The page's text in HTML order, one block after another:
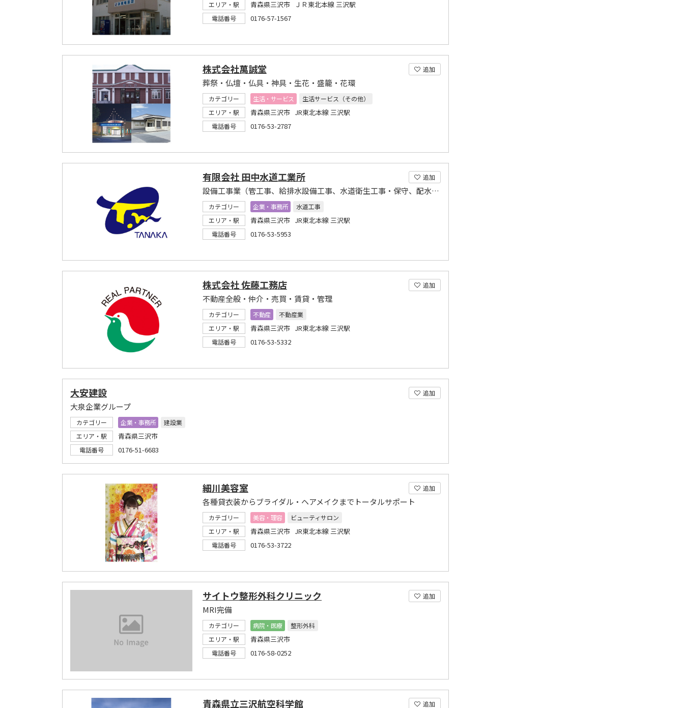
エリア・駅
青森県三沢市 ＪＲ東北本線 三沢駅
電話番号 0176-57-1567
追加
株式会社萬誠堂
葬祭・仏壇・仏具・神具・生花・盛籠・花環
カテゴリー 生活・サービス
生活サービス（その他）
エリア・駅
青森県三沢市 JR東北本線 三沢駅
電話番号 0176-53-2787
追加
有限会社 田中水道工業所
設備工事業（管工事、給排水設備工事、水道衛生工事・保守、配水管つまり清掃）
カテゴリー 企業・事務所
水道工事
エリア・駅
青森県三沢市 JR東北本線 三沢駅
電話番号 0176-53-5953
追加
株式会社 佐藤工務店
不動産全般・仲介・売買・賃貸・管理
カテゴリー 不動産
不動産業
エリア・駅
青森県三沢市 JR東北本線 三沢駅
電話番号 0176-53-5332
追加
大安建設
大泉企業グループ
カテゴリー 企業・事務所
建設業
エリア・駅
青森県三沢市
電話番号 0176-51-6683
追加
細川美容室
各種貸衣装からブライダル・ヘアメイクまでトータルサポート
カテゴリー 美容・理容
ビューティサロン
エリア・駅
青森県三沢市 JR東北本線 三沢駅
電話番号 0176-53-3722
追加
サイトウ整形外科クリニック
MRI完備
カテゴリー 病院・医療
整形外科
エリア・駅
青森県三沢市
電話番号 0176-58-0252
追加
青森県立三沢航空科学館